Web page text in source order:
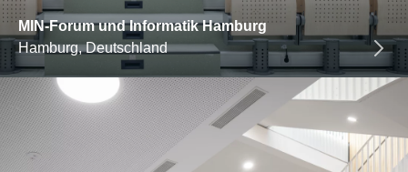
MIN-Forum und Informatik Hamburg
Hamburg, Deutschland